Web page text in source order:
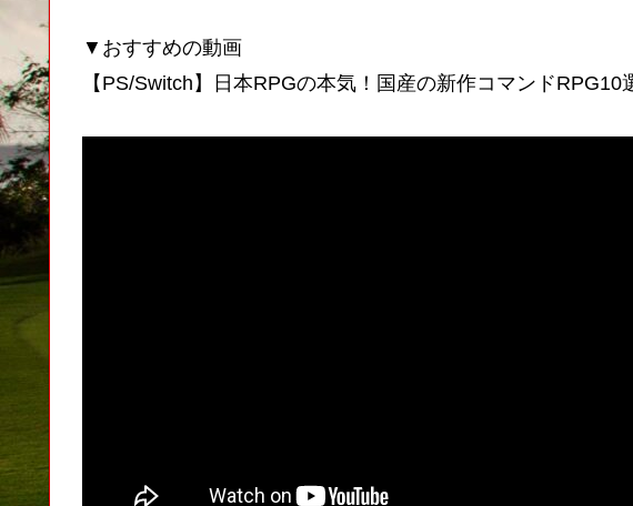
▼おすすめの動画
【PS/Switch】日本RPGの本気！国産の新作コマンドRPG10